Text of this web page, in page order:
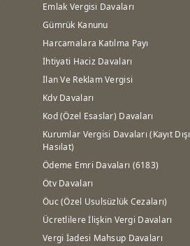
Emlak Vergisi Davaları
Gümrük Kanunu
Harcamalara Katılma Payı
İhtiyati Haciz Davaları
İlan Ve Reklam Vergisi
Kdv Davaları
Kod (Özel Esaslar) Davaları
Kurumlar Vergisi Davaları (Kayıt Dışı
Hasılat)
Ödeme Emri Davaları (6183)
Ötv Davaları
Öuc (Özel Usulsüzlük Cezaları)
Ücretlilere İlişkin Vergi Davaları
Vergi İadesi Mahsup Davaları